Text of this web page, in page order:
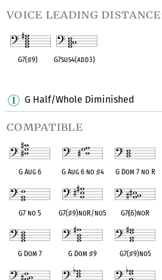
G Half/Whole Diminished
compatible
G Aug 6 G Aug 6 no ♯4 G Dom 7 no R
G7 no 5 G7(♯9)noR/no5 G7(♭5)noR
G Dom 7 G Dom♯9 G7(♯9)no5
voice leading
G7(♯9) G7sus4(add3)